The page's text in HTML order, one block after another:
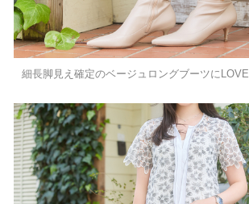
細長脚見え確定のベージュロングブーツにLOVE